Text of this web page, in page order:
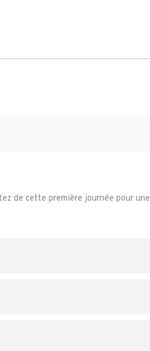
de cette première journée pour une